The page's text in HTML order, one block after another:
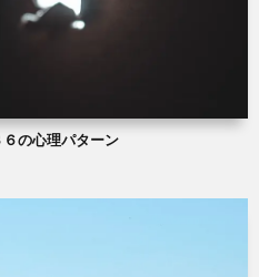
の心理パターン